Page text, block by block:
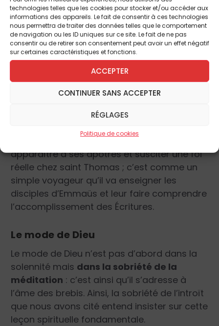
technologies telles que les cookies pour stocker et/ou accéder aux
informations des appareils. Le fait de consentir à ces technologies
nous permettra de traiter des données telles que le comportement
de navigation ou les ID uniques sur ce site. Le fait de ne pas
consentir ou de retirer son consentement peut avoir un effet négatif
sur certaines caractéristiques et fonctions.
ACCEPTER
CONTINUER SANS ACCEPTER
RÉGLAGES
Politique de cookies
Madeleine confond même le Christ avec un
jardinier ! En deux mots, la pompe légitime
qui aurait dû entourer l’événement n’est
nullement au rendez-vous.
Quelle fut l’intention du Sauveur alors ?
Certainement un enseignement profond qui
avant tout se trouver et se vivre
l’intimité et le silencedu Cénacle qu’il va
apparaître à ses apôtres et susciter une foi
réelle chez saint Thomas ; c’est comme un
simple voyageur qu’il va enseigner les
disciples d’Emmaüs et leur faire comprendre
l’accomplissement des Écritures.
Le mode de Dieu
Le mode de Dieu n’est pas d’abord dans la
solennité mais dans la sobriété de la
méditation : c’est ainsi qu’il s’adresse à
l’âme des brebis. Ainsi, la sobriété de l’introït
que nous avons cité entend insister sur cette
leçon spirituelle fondamentale.